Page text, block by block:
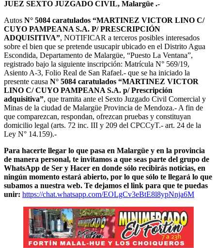
JUEZ SEXTO JUZGADO CIVIL, Malargüe .-
Autos N° 5084 caratulados “MARTINEZ VICTOR LINO C/
CUYO PAMPEANA S.A. P/ PRESCRIPCIÓN
ADQUISITIVA”, NOTIFICAR a terceros posibles interesados
sobre el bien que se pretende usucapir ubicado en el Distrito Agua
Escondida, Departamento de Malargüe, “Puesto La Ventana”,
registrado bajo la siguiente inscripción: Matrícula N° 569/19,
Asiento A-3, Folio Real de San Rafael.- que se ha iniciado la
presente causa N° 5084 caratulados “MARTINEZ VICTOR
LINO C/ CUYO PAMPEANA S.A. p/ Prescripción
adquisitiva”, que tramita ante el Sexto Juzgado Civil Comercial y
Minas de la ciudad de Malargüe Provincia de Mendoza.- A fin de
que comparezcan, respondan, ofrezcan pruebas y constituyan
domicilio legal (arts. 72 inc. III y 209 del CPCCyT.- art. 24 de la
Ley N° 14.159).-
Para hacerte llegar lo que pasa en Malargüe y en la provincia
de manera personal, te invitamos a que seas parte del grupo de
WhatsApp de Ser y Hacer en donde sólo recibirás noticias, en
ningún momento estará abierto, por lo que sólo te llegará lo que
subamos a nuestra web. Te dejamos el link para que te puedas
unir: https://chat.whatsapp.com/EOLgCv3eBtE8l8ypNnja6M